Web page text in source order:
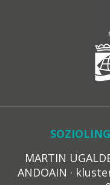
MARTIN
ANDOAIN ·